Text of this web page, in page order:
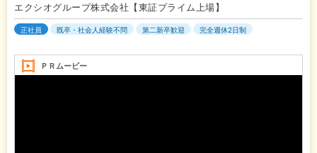
エクシオグループ株式会社【東証プライム上場】
正社員 既卒・社会人経験不問 第二新卒歓迎 完全週休2日制
ＰＲムービー